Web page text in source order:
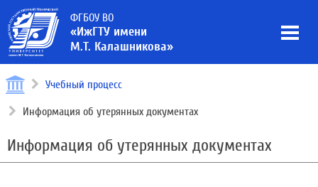
ФГБОУ ВО
«ИжГТУ имени
М.Т. Калашникова»
Учебный процесс
Информация об утерянных документах
Информация об утерянных документах